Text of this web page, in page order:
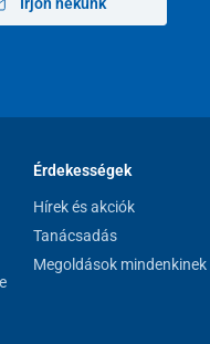
,
Érdekességek
Hírek és akciók
Tanácsadás
Megoldások mindenkinek